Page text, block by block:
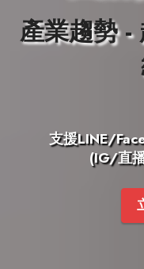
產業趨勢-
支援LINE/
(IG/直